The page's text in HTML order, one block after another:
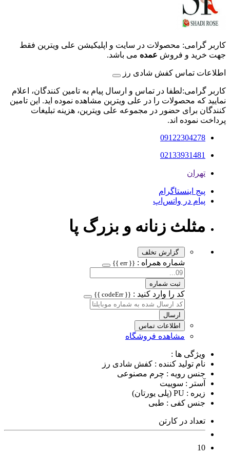
کاربر گرامی: محصولات در سایت و اپلیکیشن علی ویترین فقط
جهت خرید و فروش عمده می باشد.
اطلاعات تماس کفش شادی رز
کاربر گرامی:لطفا در تماس و ارسال پیام به تامین کنندگان، اعلام
نمایید که محصولات را در علی ویترین مشاهده نموده اید. این تامین
کنندگان برای حضور در مجموعه علی ویترین، هزینه تبلیغات
پرداخت نموده اند.
09122304278
02133931481
تهران
پیج اینستاگرام
پیام در واتس‌اپ
مثلث زنانه و بزرگ پا
گزارش تخلف
شماره همراه : {{ err }}
ثبت شماره
کد را وارد کنید : {{ codeErr }}
ارسال
اطلاعات تماس
مشاهده فروشگاه
ویژگی ها :
نام تولید کننده : کفش شادی رز
جنس رویه : چرم مصنوعی
آستر : سوییت
زیره : PU (پلی یورتان)
جنس کفی : طبی
تعداد در کارتن
10